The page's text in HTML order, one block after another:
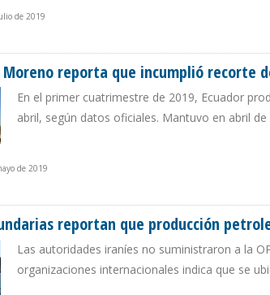
de 2019
reporta que incumplió recorte
En el primer cuatrimestre de 2019, Ecuador
abril, según datos oficiales. Mantuvo en abril
de 2019
reportan que producción
Las autoridades iraníes no suministraron a la
organizaciones internacionales indica que se